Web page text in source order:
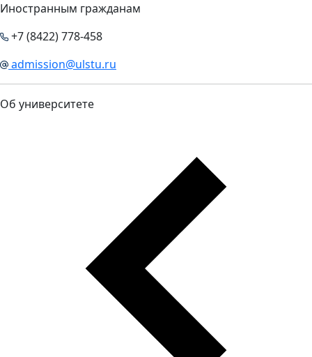
Иностранным гражданам
+7 (8422) 778-458
admission@ulstu.ru
Об университете